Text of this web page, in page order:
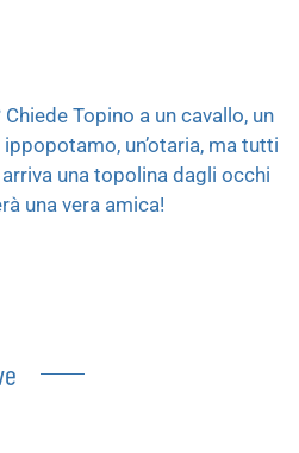
Topino a un cavallo, un
un’otaria, ma tutti
una topolina dagli occhi
una vera amica!